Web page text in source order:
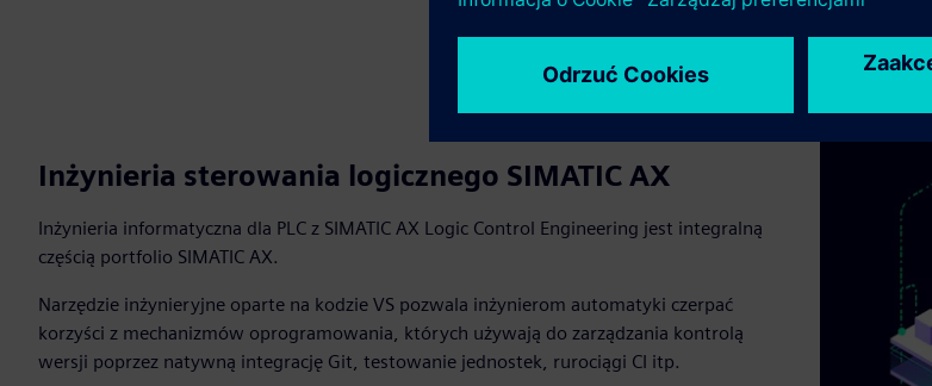
Inżynieria sterowania logicznego SIMATIC AX
Inżynieria informatyczna dla PLC z SIMATIC AX Logic Control Engineering jest integralną
częścią portfolio SIMATIC AX.
Narzędzie inżynieryjne oparte na kodzie VS pozwala inżynierom automatyki czerpać
korzyści z mechanizmów oprogramowania, których używają do zarządzania kontrolą
wersji poprzez natywną integrację Git, testowanie jednostek, rurociągi CI itp.